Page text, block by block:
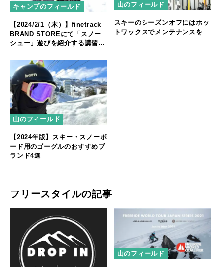
キャンプのフィールド
【2024/2/1（木）】finetrack
BRAND STOREにて「スノー
シュー」遊びを紹介する講習会
山のフィールド
スキーのシーズンオフにはホッ
トワックスでメンテナンスを
山のフィールド
【2024年版】スキー・スノーボ
ード用のゴーグルのおすすめブ
ランド4選
フリースタイルの記事
山のフィールド